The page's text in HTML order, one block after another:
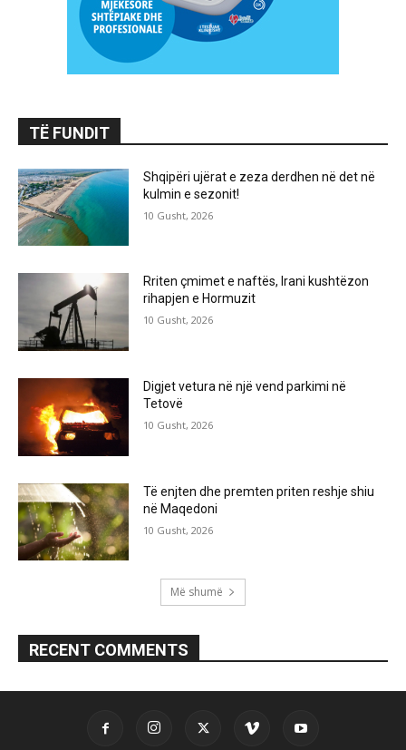
TË FUNDIT
Shqipëri ujërat e zeza derdhen në det në
kulmin e sezonit!
10 Gusht, 2026
Rriten çmimet e naftës, Irani kushtëzon
rihapjen e Hormuzit
10 Gusht, 2026
Digjet vetura në një vend parkimi në
Tetovë
10 Gusht, 2026
Të enjten dhe premten priten reshje shiu
në Maqedoni
10 Gusht, 2026
Më shumë
RECENT COMMENTS